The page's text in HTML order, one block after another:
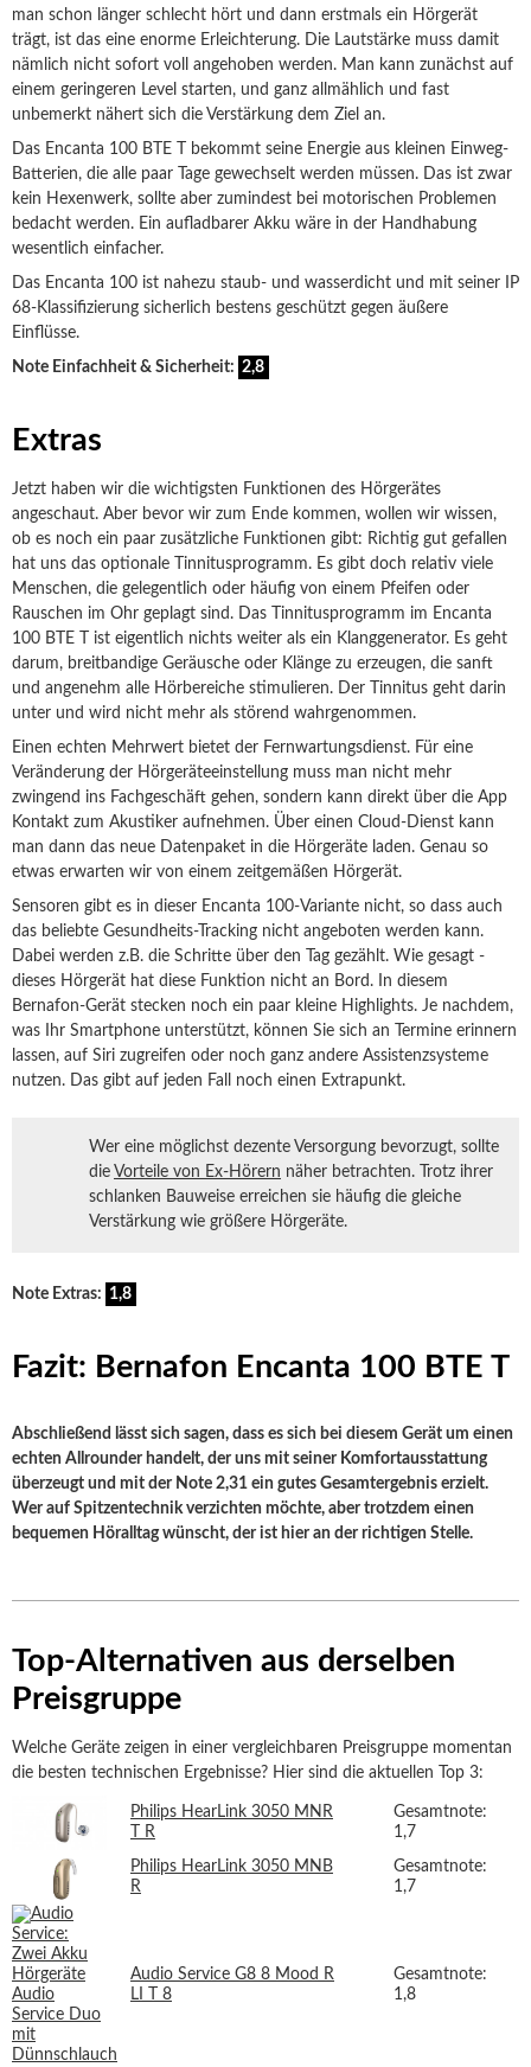
man schon länger schlecht hört und dann erstmals ein Hörgerät
trägt, ist das eine enorme Erleichterung. Die Lautstärke muss damit
nämlich nicht sofort voll angehoben werden. Man kann zunächst auf
einem geringeren Level starten, und ganz allmählich und fast
unbemerkt nähert sich die Verstärkung dem Ziel an.
Das Encanta 100 BTE T bekommt seine Energie aus kleinen Einweg-
Batterien, die alle paar Tage gewechselt werden müssen. Das ist zwar
kein Hexenwerk, sollte aber zumindest bei motorischen Problemen
bedacht werden. Ein aufladbarer Akku wäre in der Handhabung
wesentlich einfacher.
Das Encanta 100 ist nahezu staub- und wasserdicht und mit seiner IP
68-Klassifizierung sicherlich bestens geschützt gegen äußere
Einflüsse.
Note Einfachheit & Sicherheit: 2,8
Extras
Jetzt haben wir die wichtigsten Funktionen des Hörgerätes
angeschaut. Aber bevor wir zum Ende kommen, wollen wir wissen,
ob es noch ein paar zusätzliche Funktionen gibt: Richtig gut gefallen
hat uns das optionale Tinnitusprogramm. Es gibt doch relativ viele
Menschen, die gelegentlich oder häufig von einem Pfeifen oder
Rauschen im Ohr geplagt sind. Das Tinnitusprogramm im Encanta
100 BTE T ist eigentlich nichts weiter als ein Klanggenerator. Es geht
darum, breitbandige Geräusche oder Klänge zu erzeugen, die sanft
und angenehm alle Hörbereiche stimulieren. Der Tinnitus geht darin
unter und wird nicht mehr als störend wahrgenommen.
Einen echten Mehrwert bietet der Fernwartungsdienst. Für eine
Veränderung der Hörgeräteeinstellung muss man nicht mehr
zwingend ins Fachgeschäft gehen, sondern kann direkt über die App
Kontakt zum Akustiker aufnehmen. Über einen Cloud-Dienst kann
man dann das neue Datenpaket in die Hörgeräte laden. Genau so
etwas erwarten wir von einem zeitgemäßen Hörgerät.
Sensoren gibt es in dieser Encanta 100-Variante nicht, so dass auch
das beliebte Gesundheits-Tracking nicht angeboten werden kann.
Dabei werden z.B. die Schritte über den Tag gezählt. Wie gesagt -
dieses Hörgerät hat diese Funktion nicht an Bord. In diesem
Bernafon-Gerät stecken noch ein paar kleine Highlights. Je nachdem,
was Ihr Smartphone unterstützt, können Sie sich an Termine erinnern
lassen, auf Siri zugreifen oder noch ganz andere Assistenzsysteme
nutzen. Das gibt auf jeden Fall noch einen Extrapunkt.
Wer eine möglichst dezente Versorgung bevorzugt, sollte
die Vorteile von Ex-Hörern näher betrachten. Trotz ihrer
schlanken Bauweise erreichen sie häufig die gleiche
Verstärkung wie größere Hörgeräte.
Note Extras: 1,8
Fazit: Bernafon Encanta 100 BTE T
Abschließend lässt sich sagen, dass es sich bei diesem Gerät um einen
echten Allrounder handelt, der uns mit seiner Komfortausstattung
überzeugt und mit der Note 2,31 ein gutes Gesamtergebnis erzielt.
Wer auf Spitzentechnik verzichten möchte, aber trotzdem einen
bequemen Höralltag wünscht, der ist hier an der richtigen Stelle.
Top-Alternativen aus derselben
Preisgruppe
Welche Geräte zeigen in einer vergleichbaren Preisgruppe momentan
die besten technischen Ergebnisse? Hier sind die aktuellen Top 3:
Philips HearLink 3050 MNR
T R
Gesamtnote:
1,7
Philips HearLink 3050 MNB
R
Gesamtnote:
1,7
Audio Service G8 8 Mood R
LI T 8
Gesamtnote:
1,8